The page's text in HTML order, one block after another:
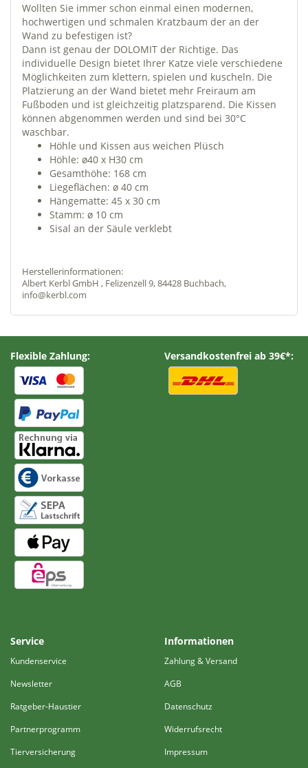
Wollten Sie immer schon einmal einen modernen,
hochwertigen und schmalen Kratzbaum der an der
Wand zu befestigen ist?
Dann ist genau der DOLOMIT der Richtige. Das
individuelle Design bietet Ihrer Katze viele verschiedene
Möglichkeiten zum klettern, spielen und kuscheln. Die
Platzierung an der Wand bietet mehr Freiraum am
Fußboden und ist gleichzeitig platzsparend. Die Kissen
können abgenommen werden und sind bei 30°C
waschbar.
Höhle und Kissen aus weichen Plüsch
Höhle: ø40 x H30 cm
Gesamthöhe: 168 cm
Liegeflächen: ø 40 cm
Hängematte: 45 x 30 cm
Stamm: ø 10 cm
Sisal an der Säule verklebt
Herstellerinformationen:
Albert Kerbl GmbH , Felizenzell 9, 84428 Buchbach,
info@kerbl.com
Flexible Zahlung: Versandkostenfrei ab 39€*:
Service
Kundenservice
Newsletter
Ratgeber-Haustier
Partnerprogramm
Tierversicherung
Informationen
Zahlung & Versand
AGB
Datenschutz
Widerrufsrecht
Impressum